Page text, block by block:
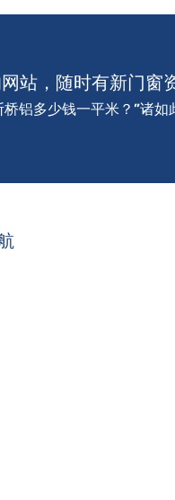
站，随时有新门窗
桥铝多少钱一平米？”诸